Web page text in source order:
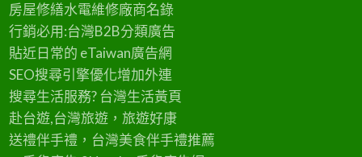
房屋修繕水電維修廠商名錄
行銷必用:台灣B2B分類廣告
貼近日常的 eTaiwan廣告網
SEO搜尋引擎優化增加外連
搜尋生活服務? 台灣生活黃頁
赴台遊,台灣旅遊，旅遊好康
送禮伴手禮，台灣美食伴手禮推薦